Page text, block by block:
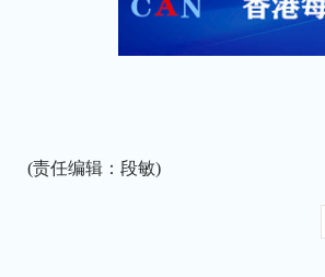
(责任编辑：段敏)